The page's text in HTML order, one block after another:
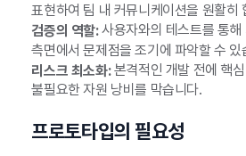
표현하여 팀 내 커뮤니케이션을 원활히
검증의 역할:사용자와의 테스트를 통해
측면에서 문제점을 조기에 파악할 수 있
리스크 최소화:본격적인 개발 전에 핵
불필요한 자원 낭비를 막습니다.
프로토타입의 필요성